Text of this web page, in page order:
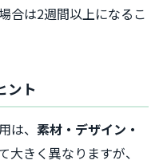
合は2週間以上になるこ
ント
は、 素材・デザイン・
大きく異なりますが、